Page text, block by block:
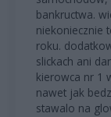
bankructwa.
niekoniecznie
roku.
slickach ani
kierowca nr 1
nawet jak
stawalo na